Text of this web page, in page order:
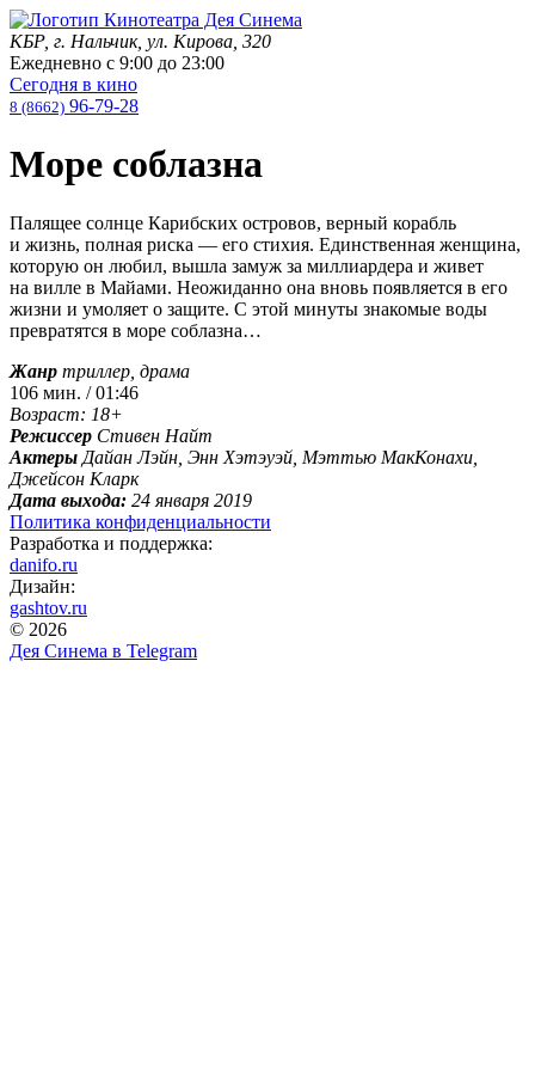
КБР, г. Нальчик, ул. Кирова, 320
Ежедневно с 9:00 до 23:00
Сегодня в кино
8 (8662) 96-79-28
Море соблазна
Палящее солнце Карибских островов, верный корабль
и жизнь, полная риска — его стихия. Единственная женщина,
которую он любил, вышла замуж за миллиардера и живет
на вилле в Майами. Неожиданно она вновь появляется в его
жизни и умоляет о защите. С этой минуты знакомые воды
превратятся в море соблазна…
Жанр триллер, драма
106 мин. / 01:46
Возраст: 18+
Режиссер Стивен Найт
Актеры Дайан Лэйн, Энн Хэтэуэй, Мэттью МакКонахи,
Джейсон Кларк
Дата выхода: 24 января 2019
Политика конфиденциальности
Разработка и поддержка:
danifo.ru
Дизайн:
gashtov.ru
© 2026
Дея Синема в Telegram